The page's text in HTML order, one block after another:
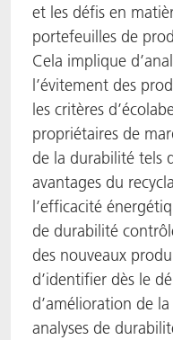
et les défis en
portefeuilles de
Cela implique
l’évitement des
les critères
propriétaires de
de la durabilité tels
avantages du
l’efficacité
de durabilité
des nouveaux
d’identifier dès le
d’amélioration de
analyses de